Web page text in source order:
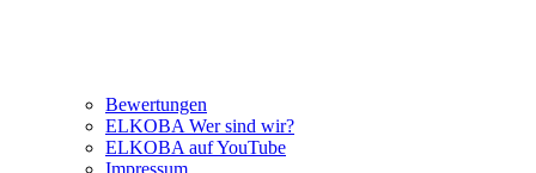
Bewertungen
ELKOBA Wer sind wir?
ELKOBA auf YouTube
Impressum